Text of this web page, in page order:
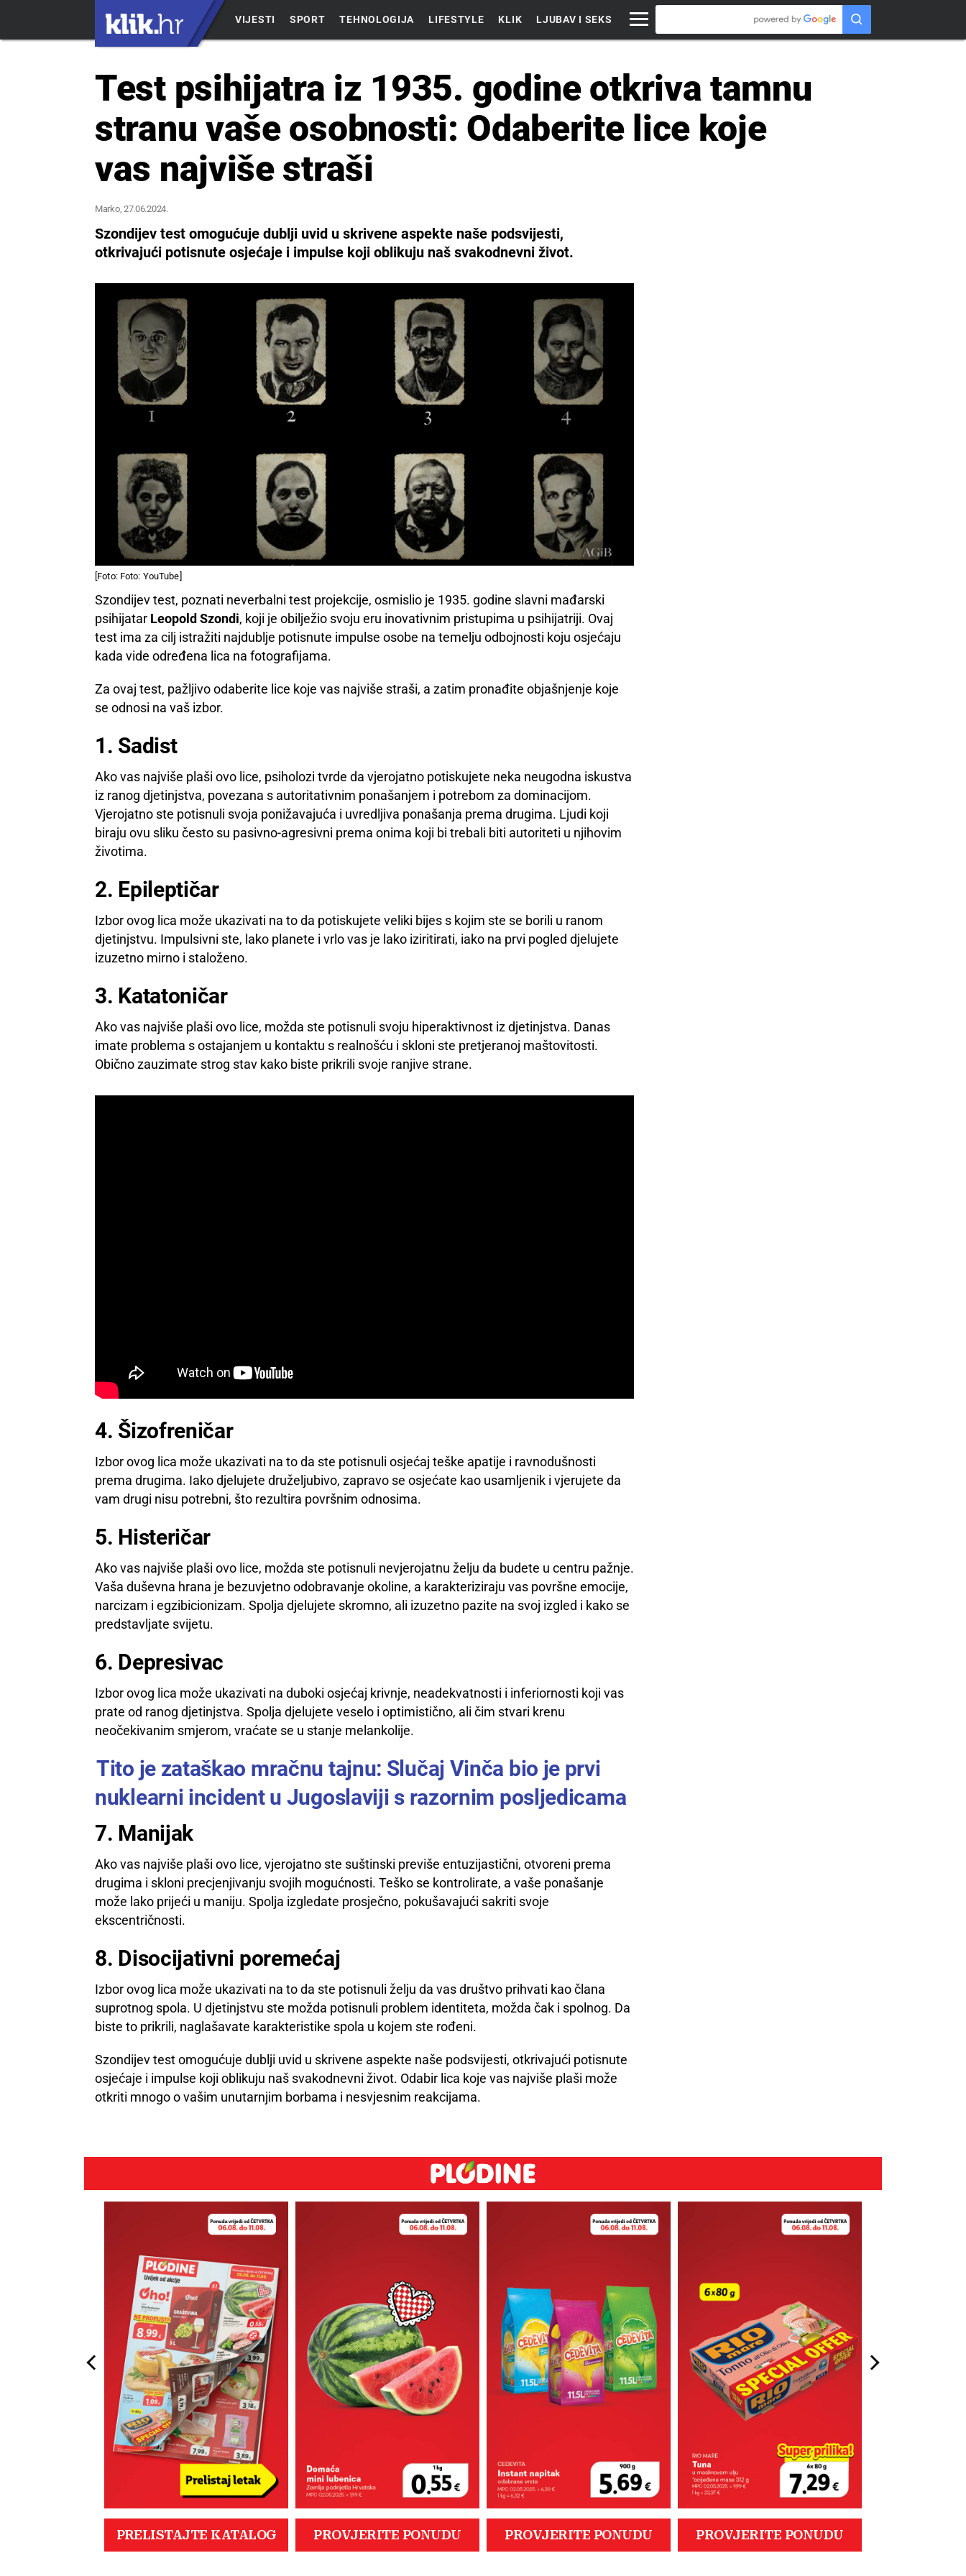
VIJESTI SPORT TEHNOLOGIJA LIFESTYLE KLIK LJUBAV I SEKS
Test psihijatra iz 1935. godine otkriva tamnu
stranu vaše osobnosti: Odaberite lice koje
vas najviše straši
Marko, 27.06.2024.
Szondijev test omogućuje dublji uvid u skrivene aspekte naše podsvijesti,
otkrivajući potisnute osjećaje i impulse koji oblikuju naš svakodnevni život.
[Foto: Foto: YouTube]
Szondijev test, poznati neverbalni test projekcije, osmislio je 1935. godine slavni mađarski
psihijatar Leopold Szondi, koji je obilježio svoju eru inovativnim pristupima u psihijatriji. Ovaj
test ima za cilj istražiti najdublje potisnute impulse osobe na temelju odbojnosti koju osjećaju
kada vide određena lica na fotografijama.
Za ovaj test, pažljivo odaberite lice koje vas najviše straši, a zatim pronađite objašnjenje koje
se odnosi na vaš izbor.
1. Sadist
Ako vas najviše plaši ovo lice, psiholozi tvrde da vjerojatno potiskujete neka neugodna iskustva
iz ranog djetinjstva, povezana s autoritativnim ponašanjem i potrebom za dominacijom.
Vjerojatno ste potisnuli svoja ponižavajuća i uvredljiva ponašanja prema drugima. Ljudi koji
biraju ovu sliku često su pasivno-agresivni prema onima koji bi trebali biti autoriteti u njihovim
životima.
2. Epileptičar
Izbor ovog lica može ukazivati na to da potiskujete veliki bijes s kojim ste se borili u ranom
djetinjstvu. Impulsivni ste, lako planete i vrlo vas je lako iziritirati, iako na prvi pogled djelujete
izuzetno mirno i staloženo.
3. Katatoničar
Ako vas najviše plaši ovo lice, možda ste potisnuli svoju hiperaktivnost iz djetinjstva. Danas
imate problema s ostajanjem u kontaktu s realnošću i skloni ste pretjeranoj maštovitosti.
Obično zauzimate strog stav kako biste prikrili svoje ranjive strane.
4. Šizofreničar
Izbor ovog lica može ukazivati na to da ste potisnuli osjećaj teške apatije i ravnodušnosti
prema drugima. Iako djelujete druželjubivo, zapravo se osjećate kao usamljenik i vjerujete da
vam drugi nisu potrebni, što rezultira površnim odnosima.
5. Histeričar
Ako vas najviše plaši ovo lice, možda ste potisnuli nevjerojatnu želju da budete u centru pažnje.
Vaša duševna hrana je bezuvjetno odobravanje okoline, a karakteriziraju vas površne emocije,
narcizam i egzibicionizam. Spolja djelujete skromno, ali izuzetno pazite na svoj izgled i kako se
predstavljate svijetu.
6. Depresivac
Izbor ovog lica može ukazivati na duboki osjećaj krivnje, neadekvatnosti i inferiornosti koji vas
prate od ranog djetinjstva. Spolja djelujete veselo i optimistično, ali čim stvari krenu
neočekivanim smjerom, vraćate se u stanje melankolije.
Tito je zataškao mračnu tajnu: Slučaj Vinča bio je prvi
nuklearni incident u Jugoslaviji s razornim posljedicama
7. Manijak
Ako vas najviše plaši ovo lice, vjerojatno ste suštinski previše entuzijastični, otvoreni prema
drugima i skloni precjenjivanju svojih mogućnosti. Teško se kontrolirate, a vaše ponašanje
može lako prijeći u maniju. Spolja izgledate prosječno, pokušavajući sakriti svoje
ekscentričnosti.
8. Disocijativni poremećaj
Izbor ovog lica može ukazivati na to da ste potisnuli želju da vas društvo prihvati kao člana
suprotnog spola. U djetinjstvu ste možda potisnuli problem identiteta, možda čak i spolnog. Da
biste to prikrili, naglašavate karakteristike spola u kojem ste rođeni.
Szondijev test omogućuje dublji uvid u skrivene aspekte naše podsvijesti, otkrivajući potisnute
osjećaje i impulse koji oblikuju naš svakodnevni život. Odabir lica koje vas najviše plaši može
otkriti mnogo o vašim unutarnjim borbama i nesvjesnim reakcijama.